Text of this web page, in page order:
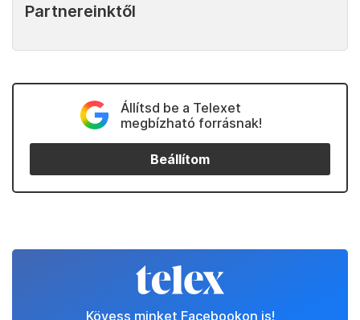
Partnereinktől
Állítsd be a Telexet
megbízható forrásnak!
Beállítom
Kövess minket Facebookon is!